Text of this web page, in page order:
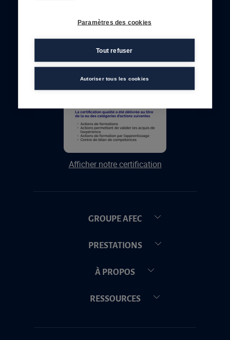
Afficher notre certification
GROUPE AFEC
PRESTATIONS
À PROPOS
RESSOURCES
Paramètres des cookies
Tout refuser
Autoriser tous les cookies